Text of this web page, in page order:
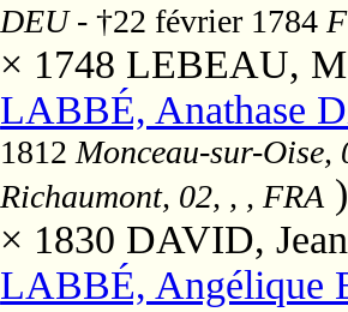
DEU- †22 février 1784
× 1748 LEBEAU,
LABBÉ, Anathase
1812 Monceau-sur-Oise,
Richaumont, 02, , , FRA )
× 1830 DAVID,
LABBÉ, Angélique